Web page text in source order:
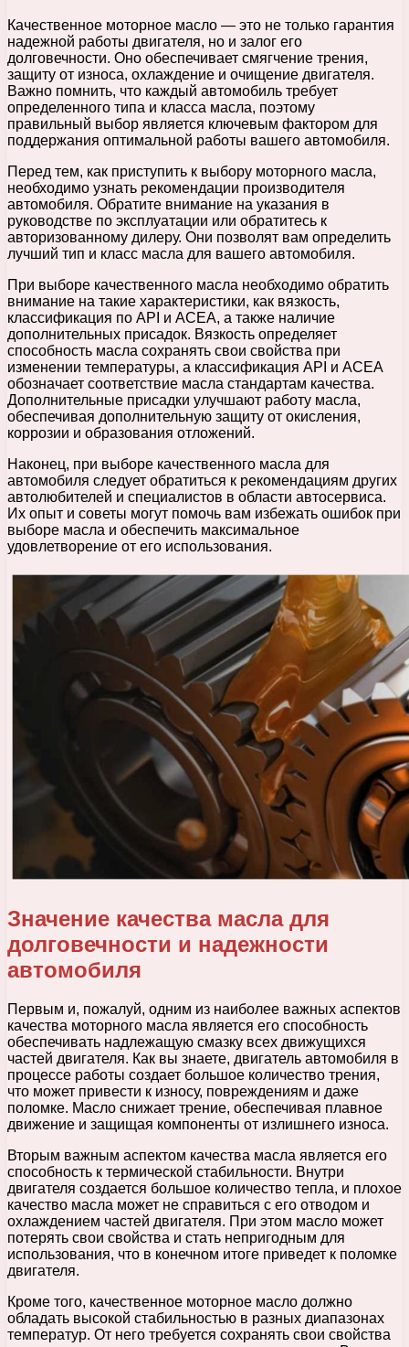
Качественное моторное масло — это не только гарантия
надежной работы двигателя, но и залог его
долговечности. Оно обеспечивает смягчение трения,
защиту от износа, охлаждение и очищение двигателя.
Важно помнить, что каждый автомобиль требует
определенного типа и класса масла, поэтому
правильный выбор является ключевым фактором для
поддержания оптимальной работы вашего автомобиля.
Перед тем, как приступить к выбору моторного масла,
необходимо узнать рекомендации производителя
автомобиля. Обратите внимание на указания в
руководстве по эксплуатации или обратитесь к
авторизованному дилеру. Они позволят вам определить
лучший тип и класс масла для вашего автомобиля.
При выборе качественного масла необходимо обратить
внимание на такие характеристики, как вязкость,
классификация по API и ACEA, а также наличие
дополнительных присадок. Вязкость определяет
способность масла сохранять свои свойства при
изменении температуры, а классификация API и ACEA
обозначает соответствие масла стандартам качества.
Дополнительные присадки улучшают работу масла,
обеспечивая дополнительную защиту от окисления,
коррозии и образования отложений.
Наконец, при выборе качественного масла для
автомобиля следует обратиться к рекомендациям других
автолюбителей и специалистов в области автосервиса.
Их опыт и советы могут помочь вам избежать ошибок при
выборе масла и обеспечить максимальное
удовлетворение от его использования.
Значение качества масла для
долговечности и надежности
автомобиля
Первым и, пожалуй, одним из наиболее важных аспектов
качества моторного масла является его способность
обеспечивать надлежащую смазку всех движущихся
частей двигателя. Как вы знаете, двигатель автомобиля в
процессе работы создает большое количество трения,
что может привести к износу, повреждениям и даже
поломке. Масло снижает трение, обеспечивая плавное
движение и защищая компоненты от излишнего износа.
Вторым важным аспектом качества масла является его
способность к термической стабильности. Внутри
двигателя создается большое количество тепла, и плохое
качество масла может не справиться с его отводом и
охлаждением частей двигателя. При этом масло может
потерять свои свойства и стать непригодным для
использования, что в конечном итоге приведет к поломке
двигателя.
Кроме того, качественное моторное масло должно
обладать высокой стабильностью в разных диапазонах
температур. От него требуется сохранять свои свойства